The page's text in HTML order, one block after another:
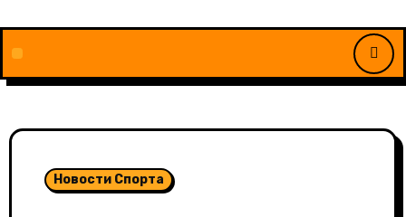
содержимому
Новости Спорта